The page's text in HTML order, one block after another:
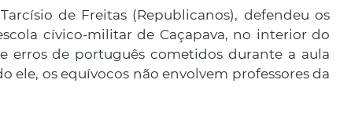
de Freitas (Republicanos), defendeu os
cívico-militar de Caçapava, no interior do
erros de português cometidos durante a aula
ele, os equívocos não envolvem professores da